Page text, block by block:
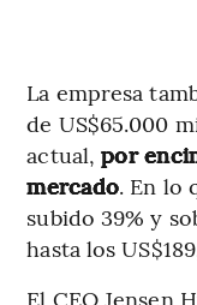
La empresa
de US$65.000
actual,por
mercado. En lo
subido 39% y
hasta los
El CEO Jensen